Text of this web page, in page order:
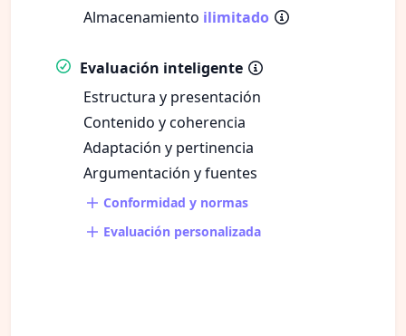
Almacenamiento ilimitado
Evaluación inteligente
Estructura y presentación
Contenido y coherencia
Adaptación y pertinencia
Argumentación y fuentes
Conformidad y normas
Evaluación personalizada